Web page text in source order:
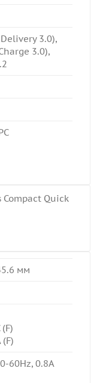
3.0),
3.0),
Compact Quick
мм
60Hz, 0.8A